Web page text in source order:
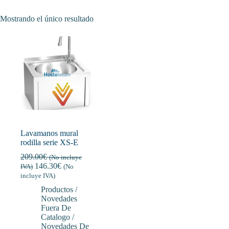
Mostrando el único resultado
Lavamanos mural
rodilla serie XS-E
209.00€ (No incluye
IVA) 146.30€ (No
incluye IVA)
Productos /
Novedades
Fuera De
Catalogo /
Novedades De